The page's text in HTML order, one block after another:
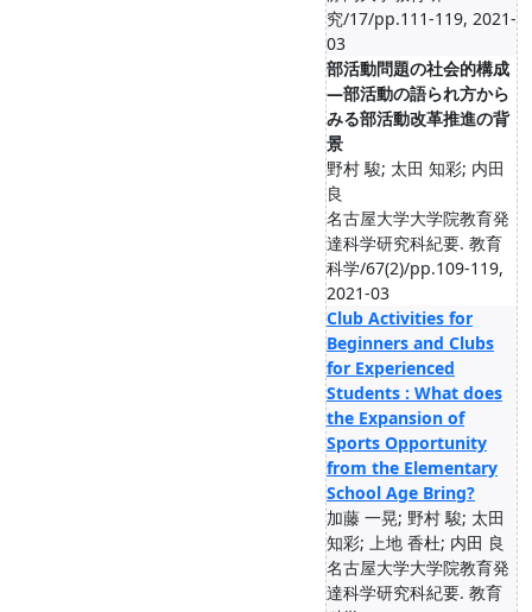
究/17/pp.111-119, 2021-
03
部活動問題の社会的構成
―部活動の語られ方から
みる部活動改革推進の背
景
野村 駿; 太田 知彩; 内田
良
名古屋大学大学院教育発
達科学研究科紀要. 教育
科学/67(2)/pp.109-119,
2021-03
Club Activities for
Beginners and Clubs
for Experienced
Students : What does
the Expansion of
Sports Opportunity
from the Elementary
School Age Bring?
加藤 一晃; 野村 駿; 太田
知彩; 上地 香杜; 内田 良
名古屋大学大学院教育発
達科学研究科紀要. 教育